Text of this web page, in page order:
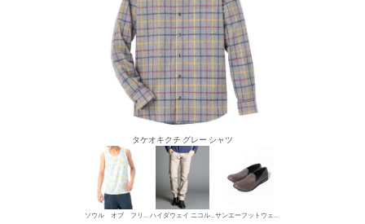
タケオキクチ グレー シャツ
ソウル オブ フリーダム！ タンクトップ ハイダウェイ ニコル デニムパンツ・ジーンズ サンエーフットウェア スリッポン